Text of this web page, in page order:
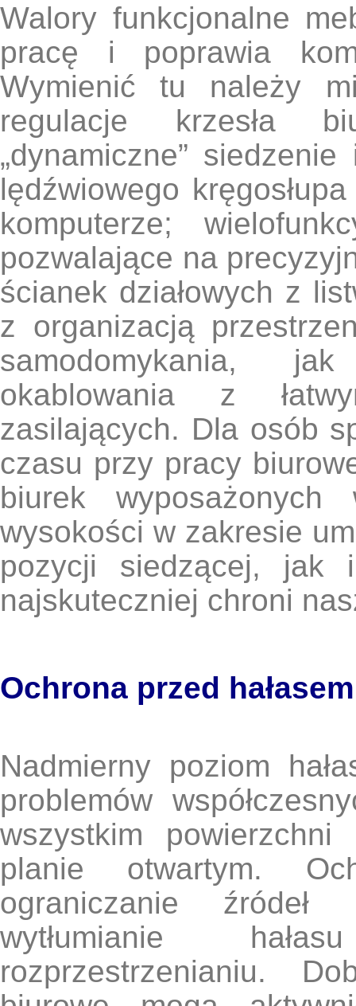
Walory funkcjonalne
pracę i poprawia
Wymienić tu należy
regulacje krzesła
„dynamiczne”
lędźwiowego
komputerze;
pozwalające na
ścianek działowych z
z organizacją
samodomykania,
okablowania z
zasilających. Dla osób
czasu przy pracy
biurek
wysokości w zakresie
pozycji siedzącej, jak
najskuteczniej chroni
Ochrona przed hałasem
Nadmierny poziom
problemów
wszystkim
planie otwartym.
ograniczanie źródeł
wytłumianie
rozprzestrzenianiu.